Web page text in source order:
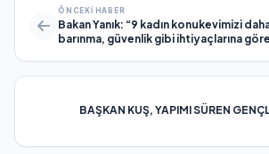
ÖNCEKI HABER
Bakan Yanık: “9 kadın konukevimizi
barınma, güvenlik gibi ihtiyaçlarına
BAŞKAN KUŞ, YAPIMI SÜREN